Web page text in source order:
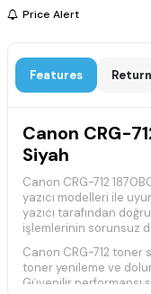
Price Alert
Features
Canon CRG-
Siyah
Canon CRG-712
yazıcı modelleri ile
yazıcı tarafından
işlemlerinin sorunsuz
Canon CRG-712
toner yenileme ve
Güvenilir performansı